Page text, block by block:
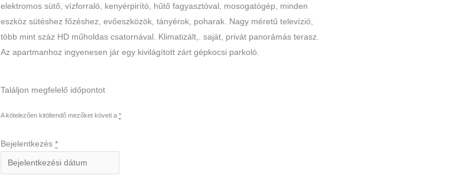
elektromos sütő, vízforraló, kenyérpirító, hűtő fagyasztóval, mosogatógép, minden
eszköz sütéshez főzéshez, evőeszközök, tányérok, poharak. Nagy méretű televízió,
több mint száz HD műholdas csatornával. Klimatizált,. saját, privát panorámás terasz.
Az apartmanhoz ingyenesen jár egy kivilágított zárt gépkocsi parkoló.
Találjon megfelelő időpontot
A kötelezően kitöltendő mezőket követi a *
Bejelentkezés *